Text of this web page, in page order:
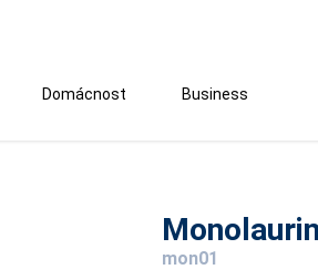
Domácnost Business
mon01